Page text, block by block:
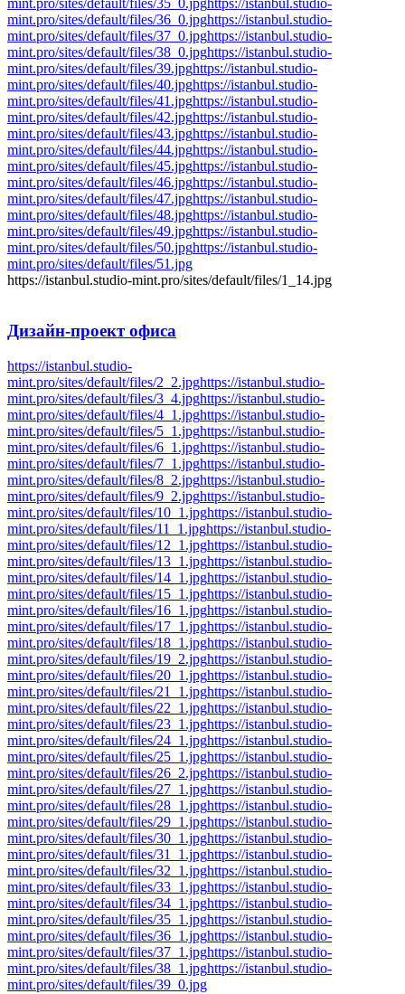
mint.pro/sites/default/files/36_0.jpghttps://istanbul.studio-
mint.pro/sites/default/files/37_0.jpghttps://istanbul.studio-
mint.pro/sites/default/files/38_0.jpghttps://istanbul.studio-
mint.pro/sites/default/files/39.jpghttps://istanbul.studio-
mint.pro/sites/default/files/40.jpghttps://istanbul.studio-
mint.pro/sites/default/files/41.jpghttps://istanbul.studio-
mint.pro/sites/default/files/42.jpghttps://istanbul.studio-
mint.pro/sites/default/files/43.jpghttps://istanbul.studio-
mint.pro/sites/default/files/44.jpghttps://istanbul.studio-
mint.pro/sites/default/files/45.jpghttps://istanbul.studio-
mint.pro/sites/default/files/46.jpghttps://istanbul.studio-
mint.pro/sites/default/files/47.jpghttps://istanbul.studio-
mint.pro/sites/default/files/48.jpghttps://istanbul.studio-
mint.pro/sites/default/files/49.jpghttps://istanbul.studio-
mint.pro/sites/default/files/50.jpghttps://istanbul.studio-
mint.pro/sites/default/files/51.jpg
https://istanbul.studio-mint.pro/sites/default/files/1_14.jpg
Дизайн-проектофиса
https://istanbul.studio-
mint.pro/sites/default/files/2_2.jpghttps://istanbul.studio-
mint.pro/sites/default/files/3_4.jpghttps://istanbul.studio-
mint.pro/sites/default/files/4_1.jpghttps://istanbul.studio-
mint.pro/sites/default/files/5_1.jpghttps://istanbul.studio-
mint.pro/sites/default/files/6_1.jpghttps://istanbul.studio-
mint.pro/sites/default/files/7_1.jpghttps://istanbul.studio-
mint.pro/sites/default/files/8_2.jpghttps://istanbul.studio-
mint.pro/sites/default/files/9_2.jpghttps://istanbul.studio-
mint.pro/sites/default/files/10_1.jpghttps://istanbul.studio-
mint.pro/sites/default/files/11_1.jpghttps://istanbul.studio-
mint.pro/sites/default/files/12_1.jpghttps://istanbul.studio-
mint.pro/sites/default/files/13_1.jpghttps://istanbul.studio-
mint.pro/sites/default/files/14_1.jpghttps://istanbul.studio-
mint.pro/sites/default/files/15_1.jpghttps://istanbul.studio-
mint.pro/sites/default/files/16_1.jpghttps://istanbul.studio-
mint.pro/sites/default/files/17_1.jpghttps://istanbul.studio-
mint.pro/sites/default/files/18_1.jpghttps://istanbul.studio-
mint.pro/sites/default/files/19_2.jpghttps://istanbul.studio-
mint.pro/sites/default/files/20_1.jpghttps://istanbul.studio-
mint.pro/sites/default/files/21_1.jpghttps://istanbul.studio-
mint.pro/sites/default/files/22_1.jpghttps://istanbul.studio-
mint.pro/sites/default/files/23_1.jpghttps://istanbul.studio-
mint.pro/sites/default/files/24_1.jpghttps://istanbul.studio-
mint.pro/sites/default/files/25_1.jpghttps://istanbul.studio-
mint.pro/sites/default/files/26_2.jpghttps://istanbul.studio-
mint.pro/sites/default/files/27_1.jpghttps://istanbul.studio-
mint.pro/sites/default/files/28_1.jpghttps://istanbul.studio-
mint.pro/sites/default/files/29_1.jpghttps://istanbul.studio-
mint.pro/sites/default/files/30_1.jpghttps://istanbul.studio-
mint.pro/sites/default/files/31_1.jpghttps://istanbul.studio-
mint.pro/sites/default/files/32_1.jpghttps://istanbul.studio-
mint.pro/sites/default/files/33_1.jpghttps://istanbul.studio-
mint.pro/sites/default/files/34_1.jpghttps://istanbul.studio-
mint.pro/sites/default/files/35_1.jpghttps://istanbul.studio-
mint.pro/sites/default/files/36_1.jpghttps://istanbul.studio-
mint.pro/sites/default/files/37_1.jpghttps://istanbul.studio-
mint.pro/sites/default/files/38_1.jpghttps://istanbul.studio-
mint.pro/sites/default/files/39_0.jpg